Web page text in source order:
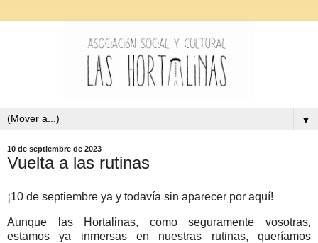
▼
10 de septiembre de 2023
Vuelta a las rutinas
¡10 de septiembre ya y todavía sin aparecer por aquí!
Aunque las Hortalinas, como seguramente vosotras,
estamos ya inmersas en nuestras rutinas, queríamos